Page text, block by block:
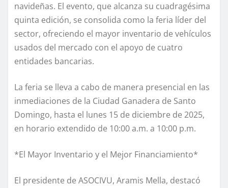
navideñas. El evento, que alcanza su cuadragésima
quinta edición, se consolida como la feria líder del
sector, ofreciendo el mayor inventario de vehículos
usados del mercado con el apoyo de cuatro
entidades bancarias.
La feria se lleva a cabo de manera presencial en las
inmediaciones de la Ciudad Ganadera de Santo
Domingo, hasta el lunes 15 de diciembre de 2025,
en horario extendido de 10:00 a.m. a 10:00 p.m.
*El Mayor Inventario y el Mejor Financiamiento*
El presidente de ASOCIVU, Aramis Mella, destacó